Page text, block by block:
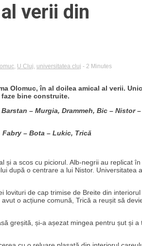
verii din
U Cluj universitatea cluj - 2 Minutes
Olomuc, în al doilea amical al verii.
bine construite.
– Murgia, Drammeh, Bic – Nistor –
Fabry – Bota – Lukic, Trică
și a scos cu piciorul. Alb-negrii au replicat în
după o centrare a lui Nistor. Universitatea
lovituri de cap trimise de Breite din interiorul
o acțiune comună, Trică a reușit să
greșită, și-a așezat mingea pentru șut și a